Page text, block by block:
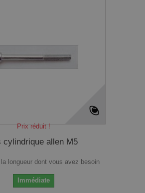
Prix réduit !
cylindrique allen M5
longueur dont vous avez besoin
Immédiate